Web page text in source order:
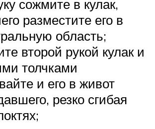
сожмите в кулак,
разместите его в
область;
второй рукой кулак и
толчками
и его в живот
резко сгибая